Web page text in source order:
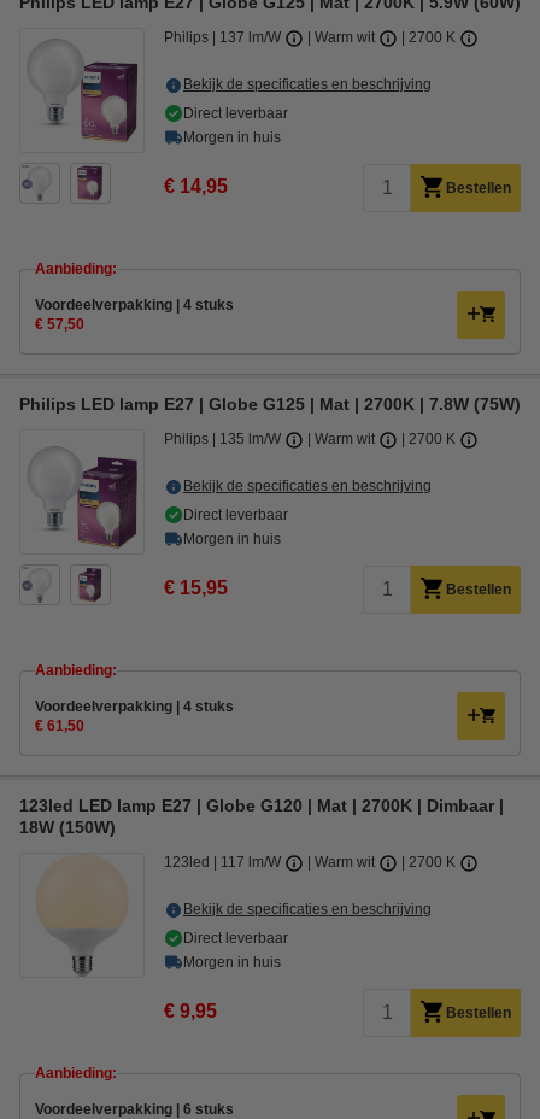
Philips 137 lm/W Warm wit 2700 K
Bekijk de specificaties en beschrijving
Direct leverbaar
Morgen in huis
€ 14,95 Bestellen
Aanbieding:
Voordeelverpakking | 4 stuks
€ 57,50
Philips LED lamp E27 | Globe G125 | Mat | 2700K | 7.8W (75W)
Philips 135 lm/W Warm wit 2700 K
Bekijk de specificaties en beschrijving
Direct leverbaar
Morgen in huis
€ 15,95 Bestellen
Aanbieding:
Voordeelverpakking | 4 stuks
€ 61,50
123led LED lamp E27 | Globe G120 | Mat | 2700K | Dimbaar |
18W (150W)
123led 117 lm/W Warm wit 2700 K
Bekijk de specificaties en beschrijving
Direct leverbaar
Morgen in huis
€ 9,95 Bestellen
Aanbieding:
Voordeelverpakking | 6 stuks